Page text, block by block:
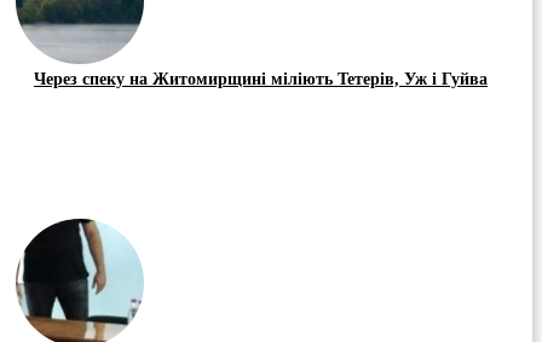
Через спеку на Житомирщині міліють Тетерів, Уж і Гуйва